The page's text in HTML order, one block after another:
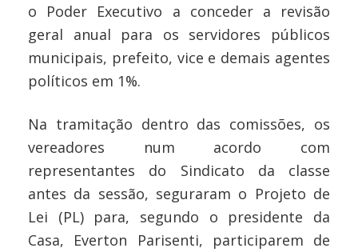
o Poder Executivo a conceder a revisão
geral anual para os servidores públicos
municipais, prefeito, vice e demais agentes
políticos em 1%.
Na tramitação dentro das comissões, os
vereadores num acordo com
representantes do Sindicato da classe
antes da sessão, seguraram o Projeto de
Lei (PL) para, segundo o presidente da
Casa, Everton Parisenti, participarem de